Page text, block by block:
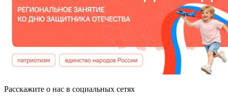
Расскажите о нас в социальных сетях